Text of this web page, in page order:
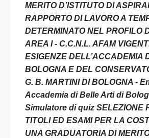
MERITO D’ISTITUTO DI
RAPPORTO DI LAVORO A
DETERMINATO NEL PROFILO
AREA I - C.C.N.L. AFAM
ESIGENZE DELL’ACCADEMIA
BOLOGNA E DEL
G. B. MARTINI DI BOLOGNA -
Accademia di Belle Arti di
Simulatore di quiz SELEZIONE
TITOLI ED ESAMI PER LA
UNA GRADUATORIA DI